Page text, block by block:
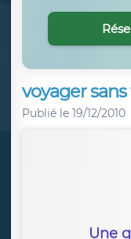
voyager
Publié le 19/12/2010
Une